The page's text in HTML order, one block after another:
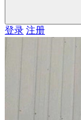
登录 注册